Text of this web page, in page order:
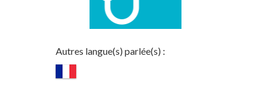
Autres langue(s) parlée(s) :